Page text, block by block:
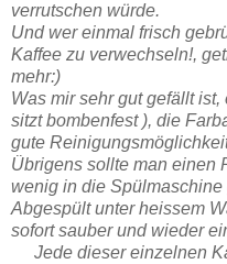
verrutschen würde.
Und wer einmal frisch
Kaffee zu verwechseln!,
mehr:)
Was mir sehr gut gefällt
sitzt bombenfest ), die
gute
Übrigens sollte man einen
wenig in die Spülmaschine
Abgespült unter heissem
sofort sauber und wieder
Jede dieser einzelnen